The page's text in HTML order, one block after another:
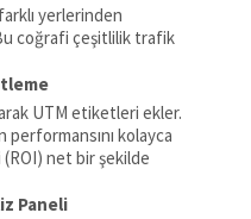
yerlerinden
coğrafi çeşitlilik trafik
UTM etiketleri ekler.
performansını kolayca
(ROI) net bir şekilde
Paneli